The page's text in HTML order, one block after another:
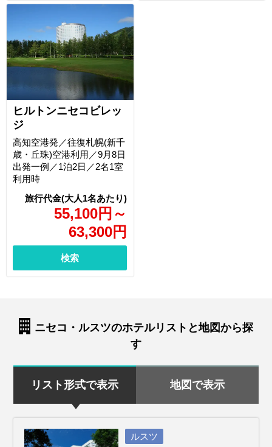
ヒルトンニセコビレッ
ジ
55,100円 ～
63,300円
高知空港発／往復札幌(新千
歳・丘珠)空港利用／9月8日
出発一例／1泊2日／2名1室
利用時
検索
ニセコ・ルスツのホテルリストと地図から探
す
リスト形式で表示 地図で表示
ルスツ